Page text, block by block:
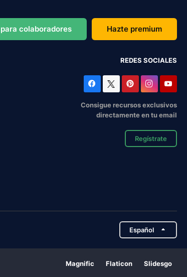
colaboradores Hazte premium
REDES SOCIALES
Consigue recursos exclusivos
directamente en tu email
Regístrate
Español
Magnific Flaticon Slidesgo